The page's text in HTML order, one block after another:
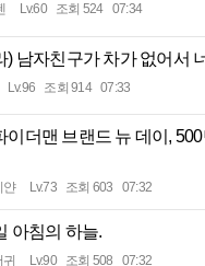
Lv.60 조회 524 07:34
) 남자친구가 차가 없어서
Lv.96 조회 914 07:33
이더맨 브랜드 뉴 데이,
얀 Lv.73 조회 603 07:32
아침의 하늘.
Lv.90 조회 508 07:32